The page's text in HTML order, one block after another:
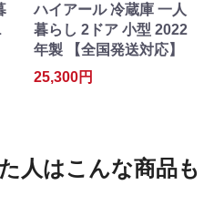
ハイアール 冷蔵庫 一人
暮らし 2ドア 小型 2022
年製 【全国発送対応】
25,300円
人はこんな商品も